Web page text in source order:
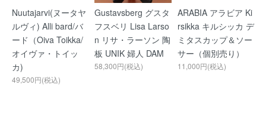
Nuutajarvi(ヌータヤ
ルヴィ) Alli bard/バ
ード（Oiva Toikka/
オイヴァ・トイッ
カ)
49,500円(税込)
Gustavsberg グスタ
フスベリ Lisa Larso
n リサ・ラーソン 陶
板 UNIK 婦人 DAM
58,300円(税込)
ARABIA アラビア Ki
rsikka キルシッカ デ
ミタスカップ＆ソー
サー（個別売り）
11,000円(税込)